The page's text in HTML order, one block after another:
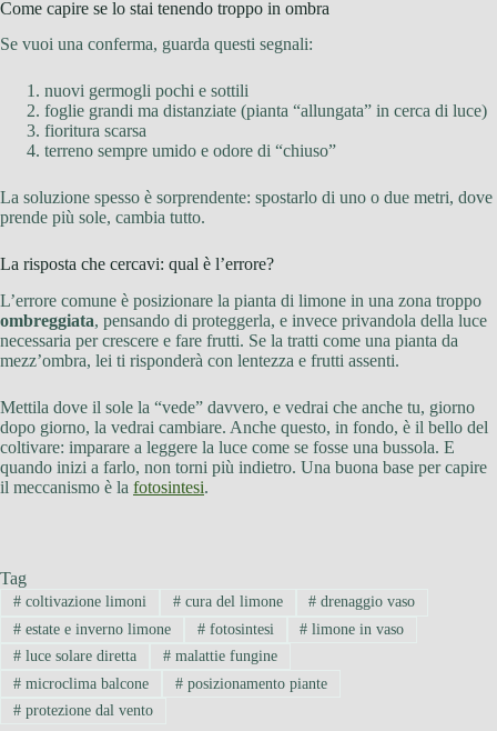
Come capire se lo stai tenendo troppo in ombra
Se vuoi una conferma, guarda questi segnali:
nuovi germogli pochi e sottili
foglie grandi ma distanziate (pianta “allungata” in cerca di luce)
fioritura scarsa
terreno sempre umido e odore di “chiuso”
La soluzione spesso è sorprendente: spostarlo di uno o due metri, dove
prende più sole, cambia tutto.
La risposta che cercavi: qual è l’errore?
L’errore comune è posizionare la pianta di limone in una zona troppo
ombreggiata, pensando di proteggerla, e invece privandola della luce
necessaria per crescere e fare frutti. Se la tratti come una pianta da
mezz’ombra, lei ti risponderà con lentezza e frutti assenti.
Mettila dove il sole la “vede” davvero, e vedrai che anche tu, giorno
dopo giorno, la vedrai cambiare. Anche questo, in fondo, è il bello del
coltivare: imparare a leggere la luce come se fosse una bussola. E
quando inizi a farlo, non torni più indietro. Una buona base per capire
il meccanismo è la fotosintesi.
Tag
#coltivazione limoni #cura del limone # drenaggio vaso
#estate e inverno limone #fotosintesi # limone in vaso
#luce solare diretta #malattie fungine
#microclima balcone #posizionamento piante
#protezione dal vento